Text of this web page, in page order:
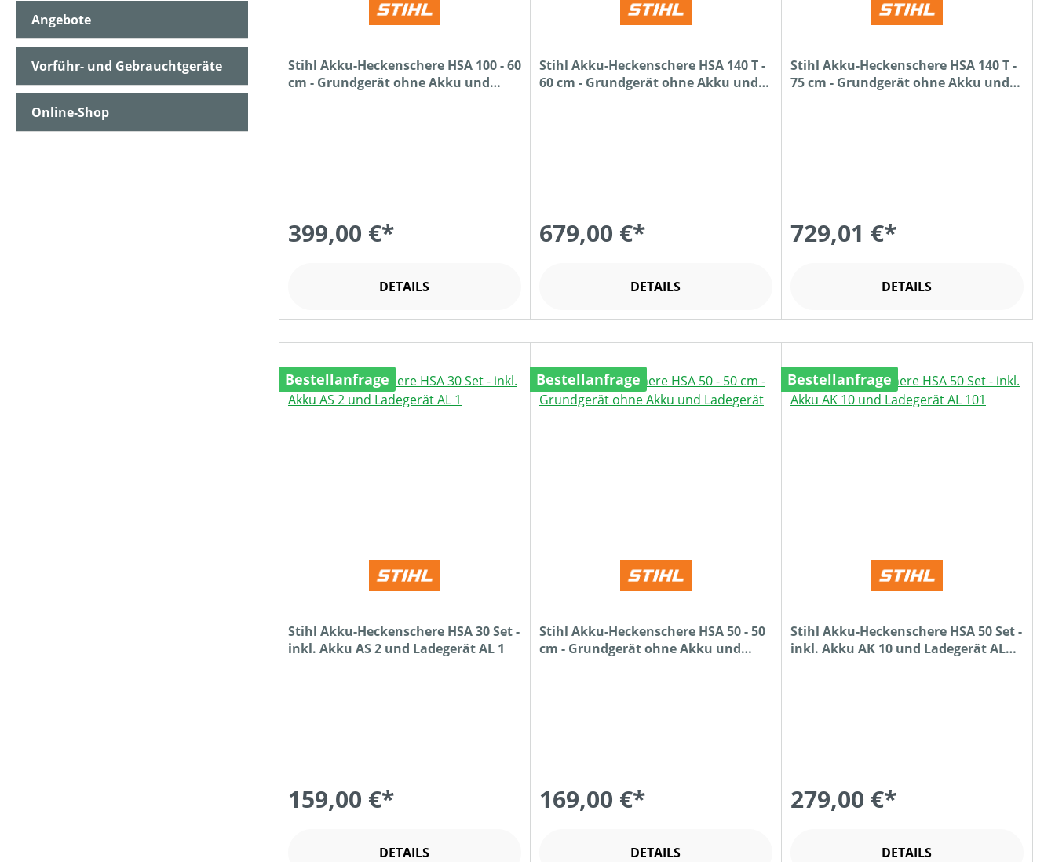
NENNSPANNUNG (IN V)
SCHALLDRUCKPEGEL AM OHR (IN DB(A))
Angebote
Vorführ- und Gebrauchtgeräte
Online-Shop
Stihl Akku-Heckenschere HSA 100 - 60
cm - Grundgerät ohne Akku und
399,00 €*
DETAILS
Stihl Akku-Heckenschere HSA 140 T -
60 cm - Grundgerät ohne Akku und
679,00 €*
DETAILS
Stihl Akku-Heckenschere HSA 140 T -
75 cm - Grundgerät ohne Akku und
729,01 €*
DETAILS
Bestellanfrage
Stihl Akku-Heckenschere HSA 30 Set -
inkl. Akku AS 2 und Ladegerät AL 1
159,00 €*
DETAILS
Bestellanfrage
Stihl Akku-Heckenschere HSA 50 - 50
cm - Grundgerät ohne Akku und
169,00 €*
DETAILS
Bestellanfrage
Stihl Akku-Heckenschere HSA 50 Set -
inkl. Akku AK 10 und Ladegerät AL
279,00 €*
DETAILS